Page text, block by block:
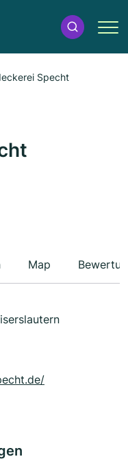
Specht
Map